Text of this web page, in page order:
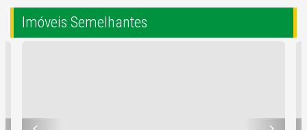
Agende uma visita e surpreenda-se!
Imóveis Semelhantes